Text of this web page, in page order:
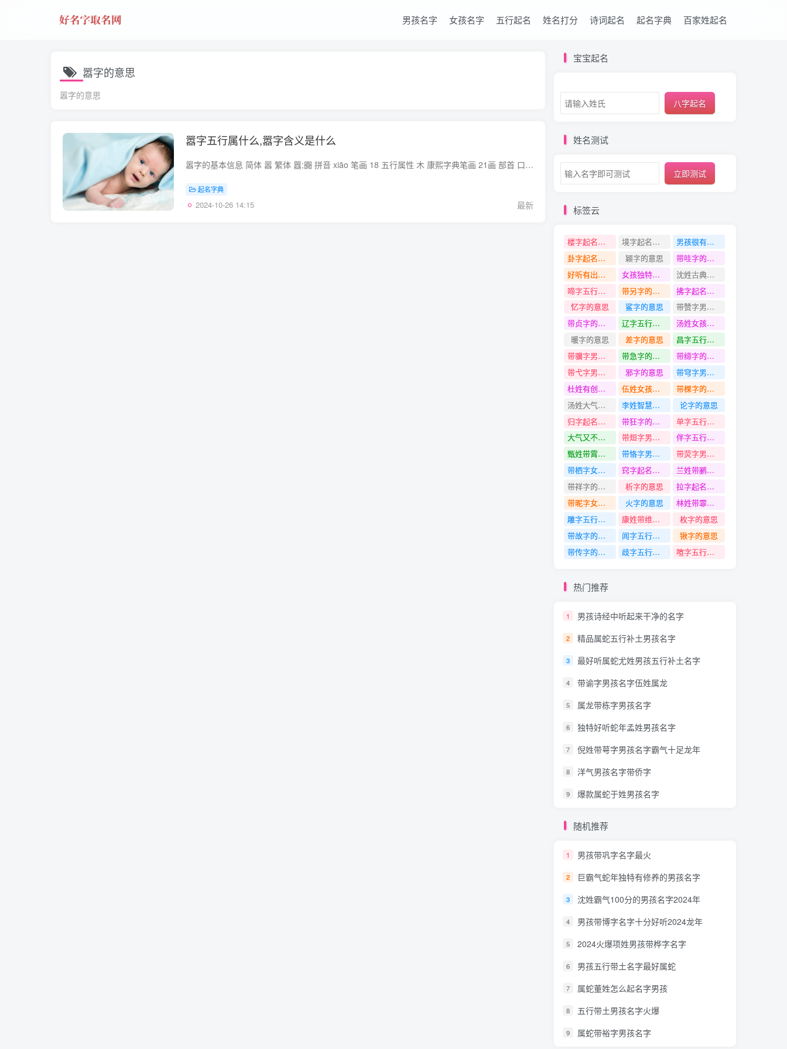
男孩名字 女孩名字 五行起名 姓名打分 诗词起名 起名字典 百家姓起名
嚣字的意思
嚣字的意思
嚣字五行属什么,嚣字含义是什么
嚣字的基本信息 简体 嚣 繁体 囂;嚻 拼音 xiāo 笔画 18 五行属性 木 康熙字典笔画 21画 部首 口 性别 男孩女孩均可 嚣字的意思、字义是什么 [áo]同“隞”。[xiāo]吵闹；喧哗：叫～。喧～。 ...
起名字典
2024-10-26 14:15 最新
宝宝起名
八字起名
姓名测试
立即测试
标签云
楼字起名寓意 境字起名寓意
男孩很有寓意的名字
卦字起名寓意
颖字的意思
带哇字的名字
好听有出息有涵养的男孩名字
女孩独特高贵的名字
沈姓古典韵味的名字
啼字五行是什么
带另字的名字
拂字起名寓意
忆字的意思
鲨字的意思
带赞字男孩名字
带贞字的名字
辽字五行是什么
汤姓女孩名字
暖字的意思
差字的意思
昌字五行是什么
带骥字男孩名字
带急字的名字
带缔字的名字
带弋字男孩名字
邪字的意思
带穹字男孩名字
杜姓有创意冷门独特的名字
伍姓女孩名字
带棵字的名字
汤姓大气优雅的名字
李姓智慧才气有诗意的名字
论字的意思
归字起名寓意
带狂字的名字
单字五行是什么
大气又不失优雅有涵养的女孩名字
带烜字男孩名字
伴字五行是什么
甄姓带霄字名字
带恪字男孩名字
带荧字男孩名字
带栖字女孩名字
窍字起名寓意
兰姓带鹂字名字
带祥字的名字
析字的意思
拉字起名寓意
带昵字女孩名字
火字的意思
林姓带霏字名字
雕字五行是什么
康姓带维字名字
枚字的意思
带故字的名字
闻字五行是什么
锹字的意思
带传字的名字
歧字五行是什么 喧字五行是什么
热门推荐
1 男孩诗经中听起来干净的名字
2 精品属蛇五行补土男孩名字
3 最好听属蛇尤姓男孩五行补土名字
4 带谕字男孩名字伍姓属龙
5 属龙带栋字男孩名字
6 独特好听蛇年孟姓男孩名字
7 倪姓带萼字男孩名字霸气十足龙年
8 洋气男孩名字带侨字
9 爆款属蛇于姓男孩名字
随机推荐
1 男孩带巩字名字最火
2 巨霸气蛇年独特有修养的男孩名字
3 沈姓霸气100分的男孩名字2024年
4 男孩带博字名字十分好听2024龙年
5 2024火爆项姓男孩带桦字名字
6 男孩五行带土名字最好属蛇
7 属蛇董姓怎么起名字男孩
8 五行带土男孩名字火爆
9 属蛇带裕字男孩名字